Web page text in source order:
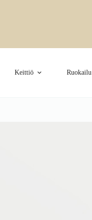
Keittiö Ruokailu